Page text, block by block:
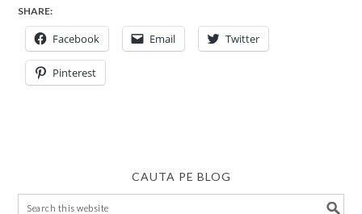
SHARE:
Facebook Email Twitter
Pinterest
CAUTA PE BLOG